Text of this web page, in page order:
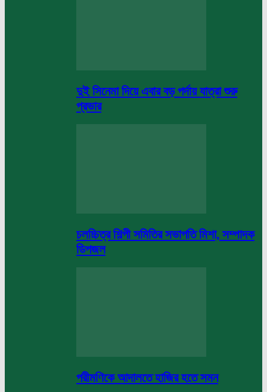
দুই সিনেমা দিয়ে এবার বড় পর্দায় যাত্রা শুরু
প্রভার
চলচ্চিত্র শিল্পী সমিতির সভাপতি মিশা, সম্পাদক
ডিপজল
পরীমণিকে আদালতে হাজির হতে সমন